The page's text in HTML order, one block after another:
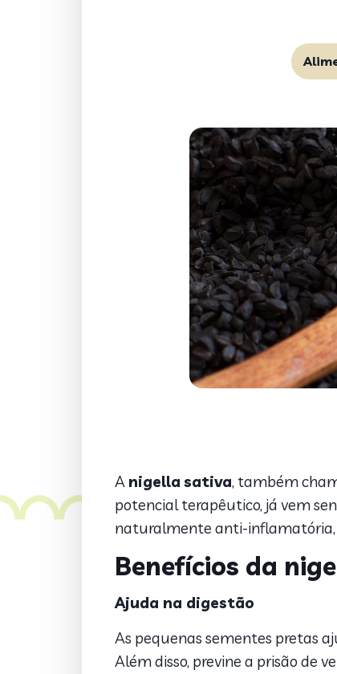
A nigella sativa, também
potencial terapêutico, já vem
naturalmente anti-inflamatória,
Benefícios da
Ajuda na digestão
As pequenas sementes pretas
Além disso, previne a prisão de